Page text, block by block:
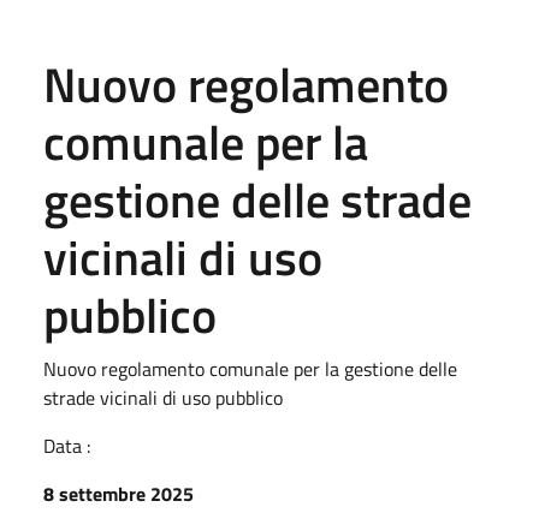
Nuovo regolamento
comunale per la
gestione delle strade
vicinali di uso
pubblico
Nuovo regolamento comunale per la gestione delle
strade vicinali di uso pubblico
Data :
8 settembre 2025